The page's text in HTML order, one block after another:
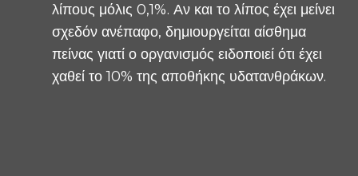
λίπους μόλις 0,1%. Αν και το λίπος έχει μείνει
σχεδόν ανέπαφο, δημιουργείται αίσθημα
πείνας γιατί ο οργανισμός ειδοποιεί ότι έχει
χαθεί το 10% της αποθήκης υδατανθράκων.